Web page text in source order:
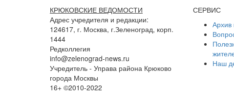
КРЮКОВСКИЕ ВЕДОМОСТИ
Адрес учредителя и редакции:
124617, г. Москва, г.Зеленоград, корп.
1444
Редколлегия
info@zelenograd-news.ru
Учредитель - Управа района Крюково
города Москвы
16+ ©2010-2022
СЕРВИС
Архив
Наш